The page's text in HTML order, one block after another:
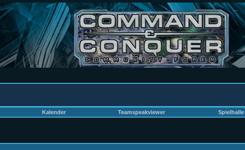
Kalender Teamspeakviewer Spielhalle